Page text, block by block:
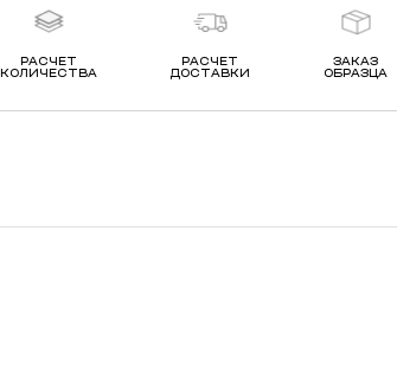
РАСЧЕТ
КОЛИЧЕСТВА
РАСЧЕТ
ДОСТАВКИ
ЗАКАЗ
ОБРАЗЦА